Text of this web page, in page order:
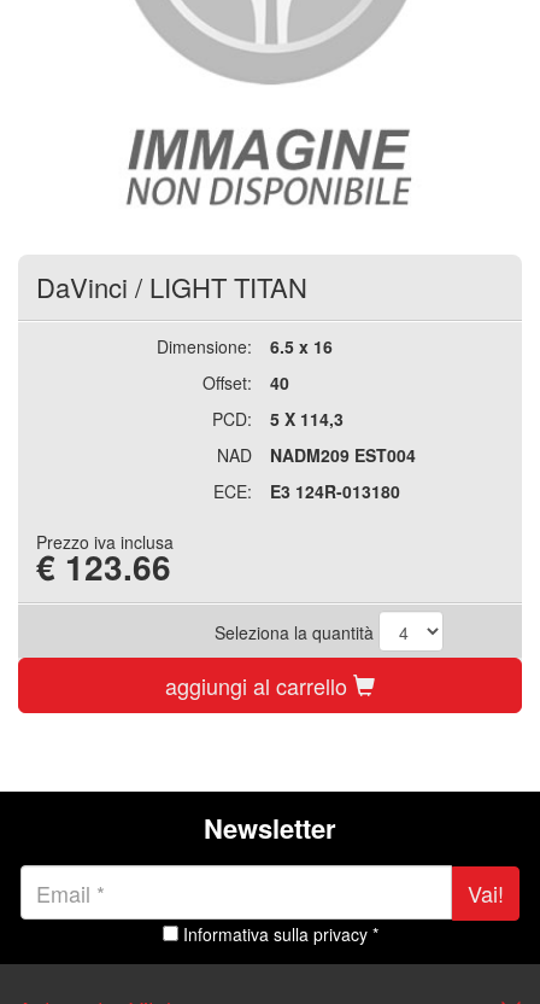
DaVinci / LIGHT TITAN
Dimensione:
6.5 x 16
Offset:
40
PCD:
5 X 114,3
NAD
NADM209 EST004
ECE:
E3 124R-013180
Prezzo iva inclusa
€ 123.66
Seleziona la quantità
aggiungi al carrello
Newsletter
Vai!
Informativa sulla privacy *